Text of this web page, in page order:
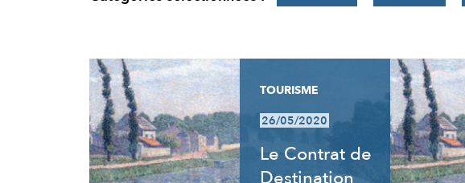
RÉSULTATS
TOURISME
26/05/2020
Le Contrat de
Destination